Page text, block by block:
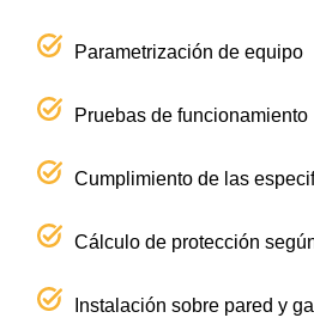
Parametrización de equipo
Pruebas de funcionamiento
Cumplimiento de las
Cálculo de protección
Instalación sobre pared y